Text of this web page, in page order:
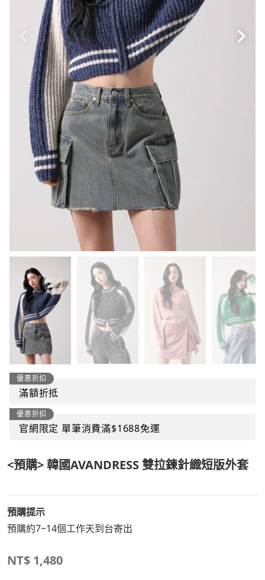
優惠折扣
滿額折抵
優惠折扣
官網限定 單筆消費滿$1688免運
<預購> 韓國AVANDRESS 雙拉鍊針織短版外套
預購提示
預購約7~14個工作天到台寄出
NT$ 1,480